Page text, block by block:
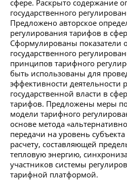
сфере. Раскрыто содержание
государственного
Предложено авторское
регулирования тарифов в
Сформулированы показатели
государственного
принципов тарифного
быть использованы для
эффективности деятельности
государственной власти в
тарифов. Предложены меры
модели тарифного
основе метода
передачи на уровень
расчету, составляющей
тепловую энергию,
участников системы
тарифной платформой.